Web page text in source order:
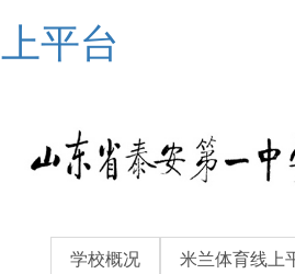
平台
米兰体育线上
学校概况